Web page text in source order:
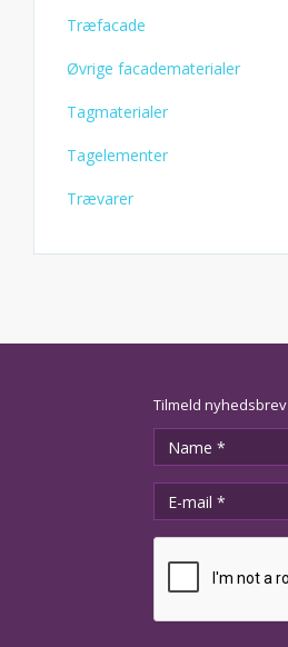
Træfacade
Øvrige facadematerialer
Tagmaterialer
Tagelementer
Trævarer
Tilmeld nyhedsbrev